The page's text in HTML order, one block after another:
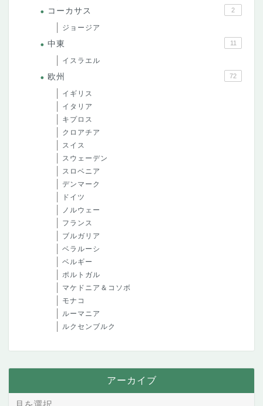
コーカサス 2
ジョージア
中東 11
イスラエル
欧州 72
イギリス
イタリア
キプロス
クロアチア
スイス
スウェーデン
スロベニア
デンマーク
ドイツ
ノルウェー
フランス
ブルガリア
ベラルーシ
ベルギー
ポルトガル
マケドニア＆コソボ
モナコ
ルーマニア
ルクセンブルク
アーカイブ